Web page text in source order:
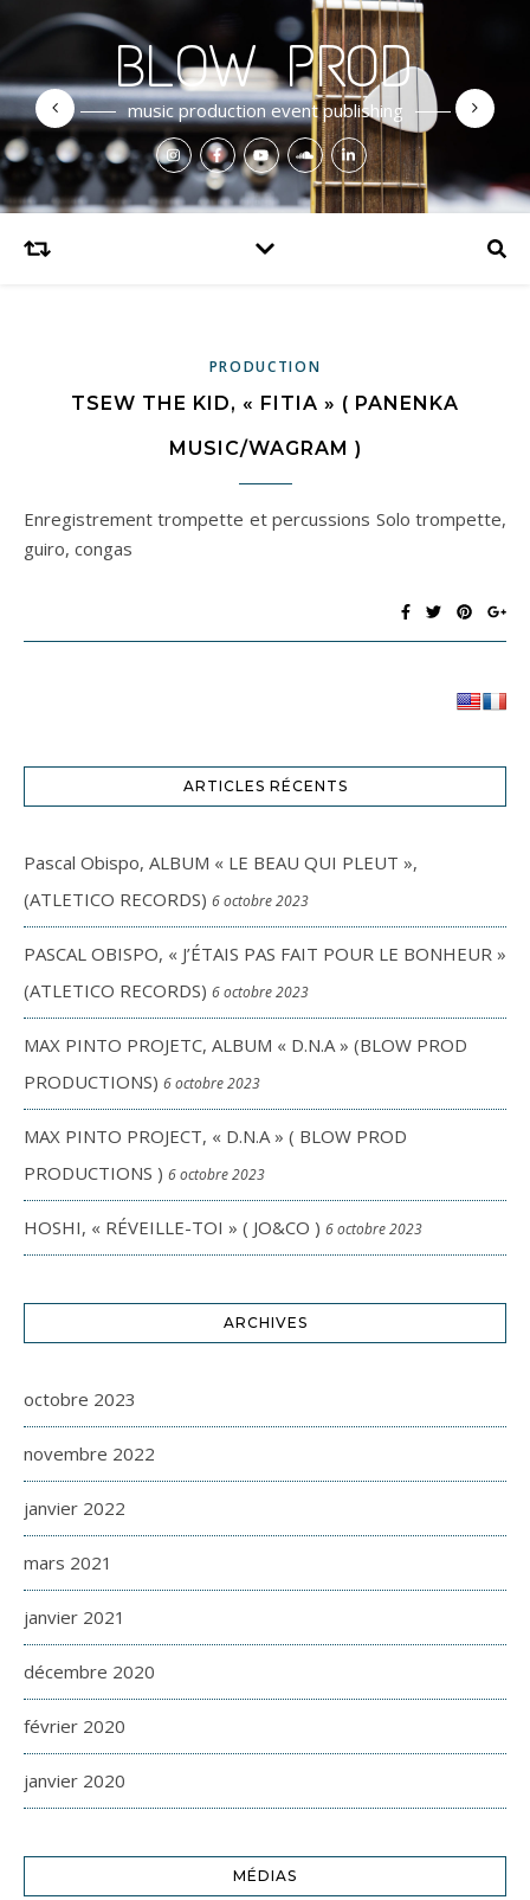
BLOW PROD
music production event publishing
PRODUCTION
TSEW THE KID, « FITIA » ( PANENKA
MUSIC/WAGRAM )
Enregistrement trompette et percussions Solo trompette,
guiro, congas
ARTICLES RÉCENTS
Pascal Obispo, ALBUM « LE BEAU QUI PLEUT »,
(ATLETICO RECORDS) 6 octobre 2023
PASCAL OBISPO, « J’ÉTAIS PAS FAIT POUR LE BONHEUR »
(ATLETICO RECORDS) 6 octobre 2023
MAX PINTO PROJETC, ALBUM « D.N.A » (BLOW PROD
PRODUCTIONS) 6 octobre 2023
MAX PINTO PROJECT, « D.N.A » ( BLOW PROD
PRODUCTIONS ) 6 octobre 2023
HOSHI, « RÉVEILLE-TOI » ( JO&CO ) 6 octobre 2023
ARCHIVES
octobre 2023
novembre 2022
janvier 2022
mars 2021
janvier 2021
décembre 2020
février 2020
janvier 2020
MÉDIAS